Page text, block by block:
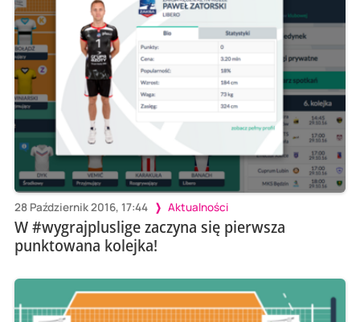
28 Październik 2016, 17:44 Aktualności
W #wygrajpluslige zaczyna się pierwsza
punktowana kolejka!